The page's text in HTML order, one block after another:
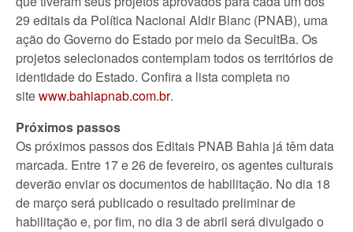
29 editais da Política Nacional Aldir Blanc (PNAB), uma
ação do Governo do Estado por meio da SecultBa. Os
projetos selecionados contemplam todos os territórios de
identidade do Estado. Confira a lista completa no
sitewww.bahiapnab.com.br.
Próximos passos
Os próximos passos dos Editais PNAB Bahia já têm data
marcada. Entre 17 e 26 de fevereiro, os agentes culturais
deverão enviar os documentos de habilitação. No dia 18
de março será publicado o resultado preliminar de
habilitação e, por fim, no dia 3 de abril será divulgado o